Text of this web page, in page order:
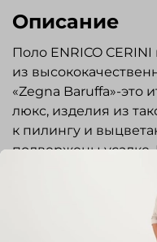
Описание
Поло ENRICO
из
«Zegna Baruffa»-это
люкс, изделия из
к пилингу и
подвержены усадке.
Застежка на
спинка и рукава
рукавов на
отлично подойдет